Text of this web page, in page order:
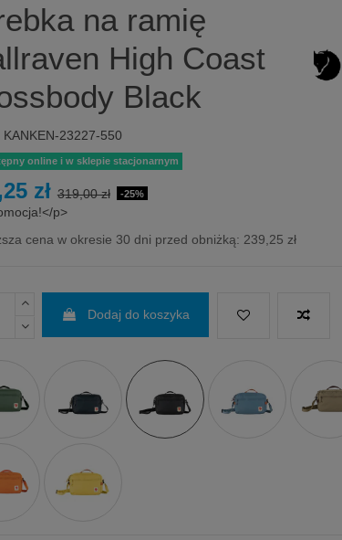
na ramię
High Coast
Black
KANKEN-23227-550
online i w sklepie stacjonarnym
zł 319,00 zł -25%
p>
cena w okresie 30 dni przed obniżką: 239,25 zł
Dodaj do koszyka